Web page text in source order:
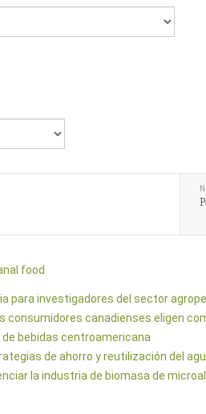
para investigadores del sector
consumidores canadienses eligen
bebidas centroamericana
de ahorro y reutilización del
la industria de biomasa de